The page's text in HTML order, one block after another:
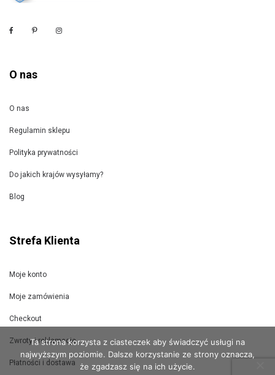
O nas
O nas
Regulamin sklepu
Polityka prywatności
Do jakich krajów wysyłamy?
Blog
Strefa Klienta
Moje konto
Moje zamówienia
Checkout
Zwroty i reklamacje
Płatności i dostawa
Ta strona korzysta z ciasteczek aby świadczyć usługi na
najwyższym poziomie. Dalsze korzystanie ze strony oznacza,
że zgadzasz się na ich użycie.